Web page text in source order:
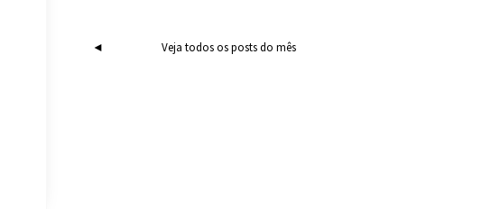
◄ Veja todos os posts do mês